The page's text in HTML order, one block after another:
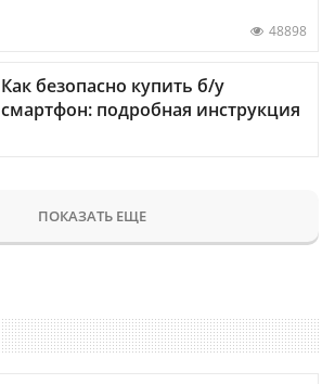
48898
Как безопасно купить б/у
смартфон: подробная инструкция
ПОКАЗАТЬ ЕЩЕ